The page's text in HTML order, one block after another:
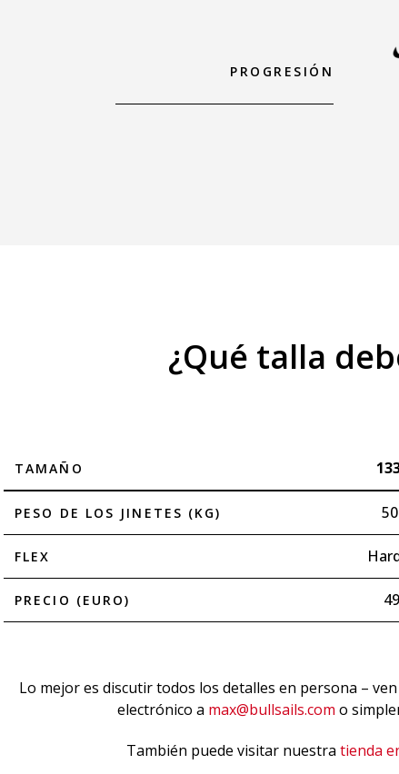
PROGRESIÓN
¿Qué talla
TAMAÑO
PESO DE LOS JINETES (KG)
FLEX
PRECIO (EURO)
Lo mejor es discutir todos los detalles en persona –
electrónico a max@bullsails.com o
También puede visitar nuestra tienda